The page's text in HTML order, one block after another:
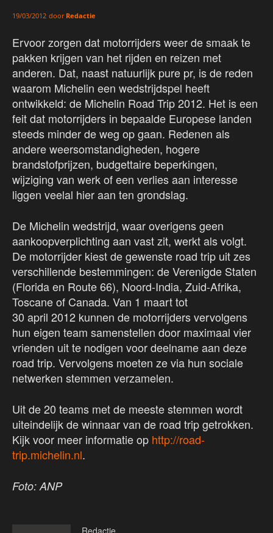
19/03/2012 door Redactie
Ervoor zorgen dat motorrijders weer de smaak te
pakken krijgen van het rijden en reizen met
anderen. Dat, naast natuurlijk pure pr, is de reden
waarom Michelin een wedstrijdspel heeft
ontwikkeld: de Michelin Road Trip 2012. Het is een
feit dat motorrijders in bepaalde Europese landen
steeds minder de weg op gaan. Redenen als
andere weersomstandigheden, hogere
brandstofprijzen, budgettaire beperkingen,
wijziging van werk of een verlies aan interesse
liggen veelal hier aan ten grondslag.
De Michelin wedstrijd, waar overigens geen
aankoopverplichting aan vast zit, werkt als volgt.
De motorrijder kiest de gewenste road trip uit zes
verschillende bestemmingen: de Verenigde Staten
(Florida en Route 66), Noord-India, Zuid-Afrika,
Toscane of Canada. Van 1 maart tot
30 april 2012 kunnen de motorrijders vervolgens
hun eigen team samenstellen door maximaal vier
vrienden uit te nodigen voor deelname aan deze
road trip. Vervolgens moeten ze via hun sociale
netwerken stemmen verzamelen.
Uit de 20 teams met de meeste stemmen wordt
uiteindelijk de winnaar van de road trip getrokken.
Kijk voor meer informatie op http://road-
trip.michelin.nl.
Foto: ANP